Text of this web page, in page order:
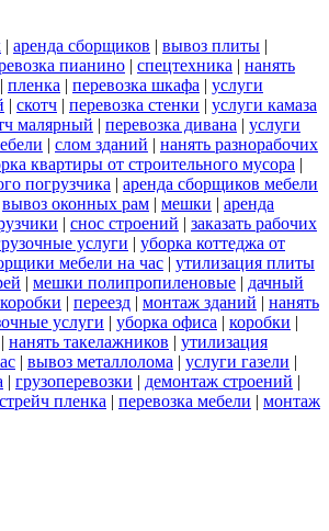
| аренда сборщиков | вывоз плиты |
пианино | спецтехника | нанять
| пленка | перевозка шкафа | услуги
| скотч | перевозка стенки | услуги камаза
малярный | перевозка дивана | услуги
| слом зданий | нанять разнорабочих
квартиры от строительного мусора |
погрузчика | аренда сборщиков мебели
вывоз оконных рам | мешки | аренда
| снос строений | заказать рабочих
услуги | уборка коттеджа от
мебели на час | утилизация плиты
| мешки полипропиленовые | дачный
| переезд | монтаж зданий | нанять
услуги | уборка офиса | коробки |
| нанять такелажников | утилизация
| вывоз металлолома | услуги газели |
| грузоперевозки | демонтаж строений |
стрейч пленка | перевозка мебели | монтаж